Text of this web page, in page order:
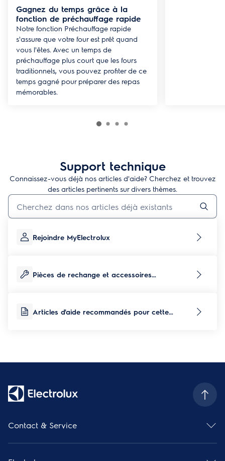
Gagnez du temps grâce à la
fonction de préchauffage rapide
Notre fonction Préchauffage rapide
s'assure que votre four est prêt quand
vous l'êtes. Avec un temps de
préchauffage plus court que les fours
traditionnels, vous pouvez profiter de ce
temps gagné pour préparer des repas
mémorables.
Support technique
Connaissez-vous déjà nos articles d'aide? Cherchez et trouvez
des articles pertinents sur divers thèmes.
Taper pour rechercher des articles de conseils
Rejoindre MyElectrolux
Pièces de rechange et accessoires
Articles d'aide recommandés pour cette
Contact & Service
Aperçu des services